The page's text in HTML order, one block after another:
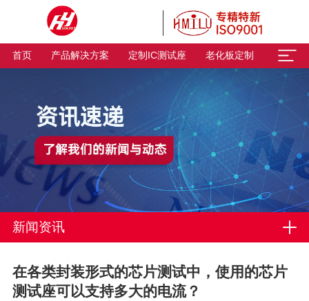
首页 产品解决方案 定制IC测试座 老化板定制
新闻资讯
在各类封装形式的芯片测试中，使用的芯片
测试座可以支持多大的电流？